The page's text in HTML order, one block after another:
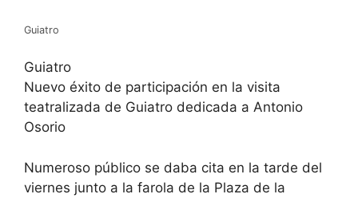
Guiatro
Guiatro
Nuevo éxito de participación en la visita
teatralizada de Guiatro dedicada a Antonio
Osorio
Numeroso público se daba cita en la tarde del
viernes junto a la farola de la Plaza de la